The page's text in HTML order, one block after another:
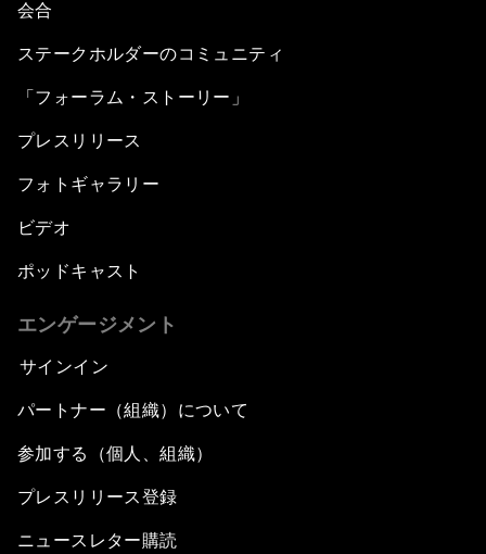
会合
ステークホルダーのコミュニティ
「フォーラム・ストーリー」
プレスリリース
フォトギャラリー
ビデオ
ポッドキャスト
エンゲージメント
サインイン
パートナー（組織）について
参加する（個人、組織）
プレスリリース登録
ニュースレター購読